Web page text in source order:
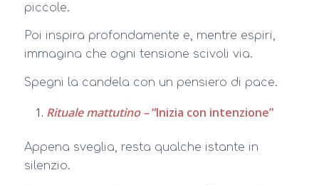
piccole.
Poi inspira profondamente e, mentre espiri,
immagina che ogni tensione scivoli via.
Spegni la candela con un pensiero di pace.
Rituale mattutino –“Inizia con intenzione”
Appena sveglia, resta qualche istante in
silenzio.